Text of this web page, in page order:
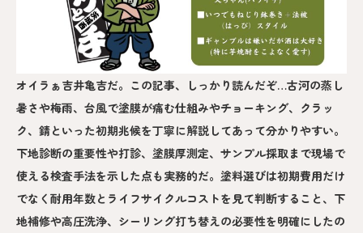
オイラぁ吉井亀吉だ。この記事、しっかり読んだぞ…古河の蒸し
暑さや梅雨、台風で塗膜が痛む仕組みやチョーキング、クラッ
ク、錆といった初期兆候を丁寧に解説してあって分かりやすい。
下地診断の重要性や打診、塗膜厚測定、サンプル採取まで現場で
使える検査手法を示した点も実務的だ。塗料選びは初期費用だけ
でなく耐用年数とライフサイクルコストを見て判断すること、下
地補修や高圧洗浄、シーリング打ち替えの必要性を明確にしたの